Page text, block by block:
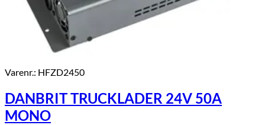
Varenr.: HFZD2450
DANBRIT TRUCKLADER 24V 50A
MONO